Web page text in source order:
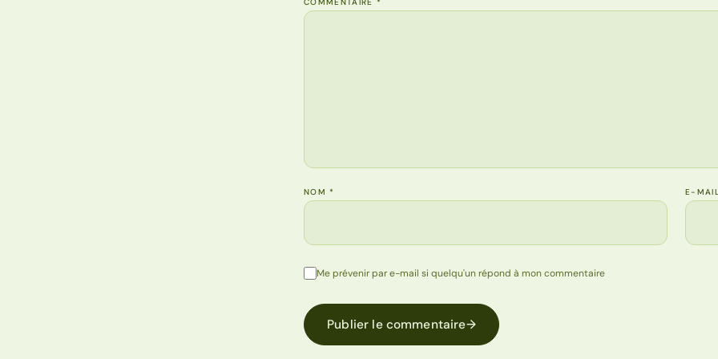
COMMENTAIRE *
NOM* E-
Me prévenir par e-mail si quelqu'un répond à mon commentaire
Publier le commentaire→